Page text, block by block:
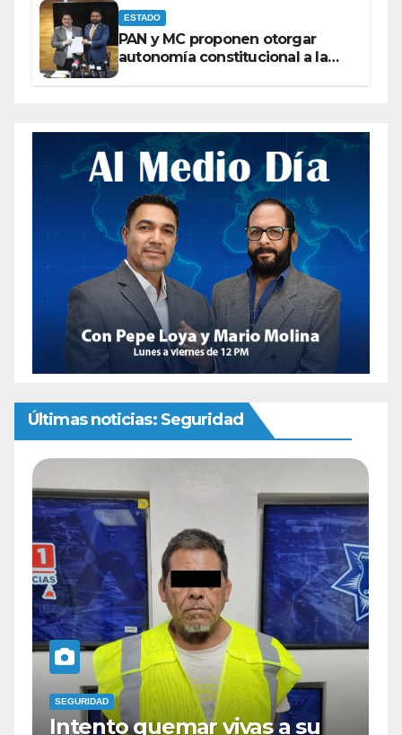
ESTADO
PAN y MC proponen otorgar
autonomía constitucional a la
Últimas noticias: Seguridad
vivas a su
SEGURIDAD
Cae sujeto en la